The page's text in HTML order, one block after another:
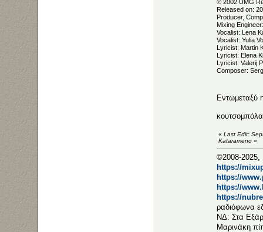
℗ 2002 UMG
Released on:
Producer,
Mixing
Vocalist: Lena
Vocalist: Yulia
Lyricist: Martin
Lyricist: Elena
Lyricist: Valerij
Composer:
Εντωμεταξύ
« Last Edit:
Katarameno »
©2008-2025,
https://
https://
https://
https://
ραδιόφωνα
ΝΔ: Στα
Μαρινάκη